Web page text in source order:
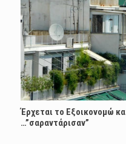
Έρχεται το Εξοικονομώ
…”σαραντάρισαν”